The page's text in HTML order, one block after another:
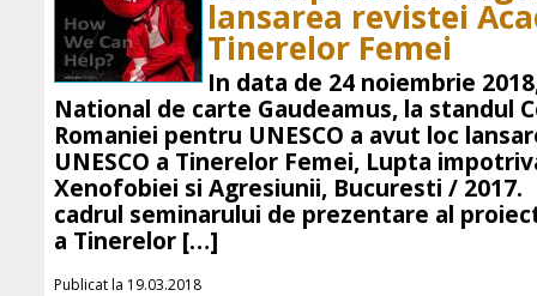
lansarea revistei
Tinerelor Femei
In data de 24 noiembrie
National de carte Gaudeamus, la standul
Romaniei pentru UNESCO a avut loc
UNESCO a Tinerelor Femei, Lupta
Xenofobiei si Agresiunii, Bucuresti /
cadrul seminarului de prezentare al
a Tinerelor […]
Publicat la 19.03.2018